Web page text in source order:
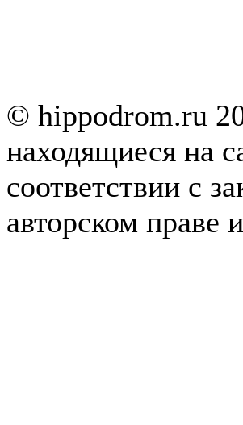
© hippodrom.ru
находящиеся на
соответствии с
авторском праве